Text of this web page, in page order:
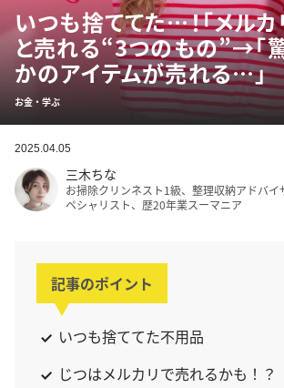
いつも捨ててた…！「メルカ
と売れる“3つのもの”→「驚
かのアイテムが売れる…」
お金・学ぶ
2025.04.05
三木ちな
お掃除クリンネスト1級、整理収納アドバイ
ペシャリスト、歴20年業スーマニア
記事のポイント
いつも捨ててた不用品
じつはメルカリで売れるかも！？